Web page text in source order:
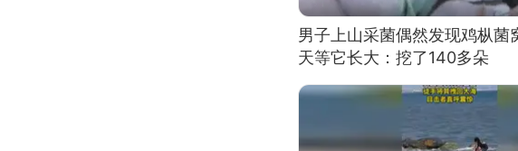
男子上山采菌偶然发现鸡枞菌
天等它长大：挖了140多朵